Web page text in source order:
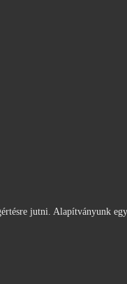
jutni. Alapítványunk